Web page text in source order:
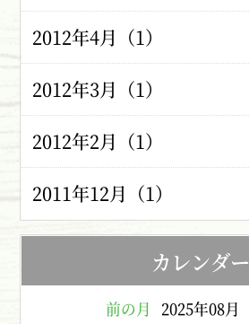
2012年4月（1）
2012年3月（1）
2012年2月（1）
2011年12月（1）
カレンダー
前の月 2025年08月